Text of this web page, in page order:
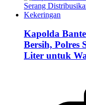
Kapolda
Bersih, Polres
Liter untuk